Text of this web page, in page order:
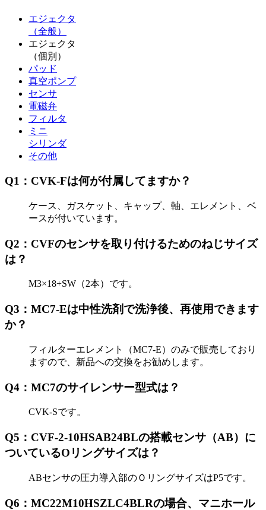
エジェクタ
（全般）
エジェクタ
（個別）
パッド
真空ポンプ
センサ
電磁弁
フィルタ
ミニ
シリンダ
その他
Q1：CVK-Fは何が付属してますか？
ケース、ガスケット、キャップ、軸、エレメント、ベ
ースが付いています。
Q2：CVFのセンサを取り付けるためのねじサイズ
は？
M3×18+SW（2本）です。
Q3：MC7-Eは中性洗剤で洗浄後、再使用できます
か？
フィルターエレメント（MC7-E）のみで販売しており
ますので、新品への交換をお勧めします。
Q4：MC7のサイレンサー型式は？
CVK-Sです。
Q5：CVF-2-10HSAB24BLの搭載センサ（AB）に
ついているOリングサイズは？
ABセンサの圧力導入部のＯリングサイズはP5です。
Q6：MC22M10HSZLC4BLRの場合、マニホール